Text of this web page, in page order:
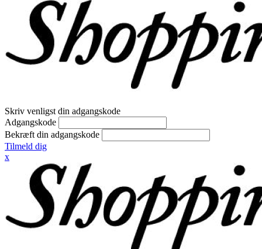
Skriv venligst din adgangskode
Adgangskode
Bekræft din adgangskode
Tilmeld dig
x